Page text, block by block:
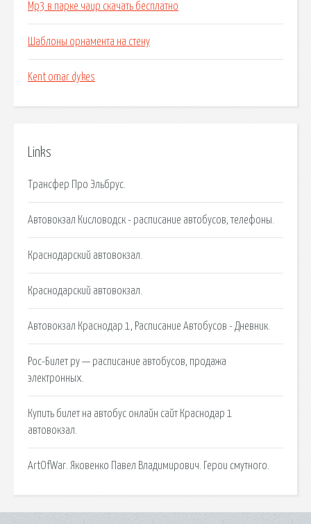
Mp3 в парке чаир скачать бесплатно
Шаблоны орнамента на стену
Kent omar dykes
Links
Трансфер Про Эльбрус.
Автовокзал Кисловодск - расписание автобусов, телефоны.
Краснодарский автовокзал.
Краснодарский автовокзал.
Автовокзал Краснодар 1, Расписание Автобусов - Дневник.
Рос-Билет ру — расписание автобусов, продажа
электронных.
Купить билет на автобус онлайн сайт Краснодар 1
автовокзал.
ArtOfWar. Яковенко Павел Владимирович. Герои смутного.